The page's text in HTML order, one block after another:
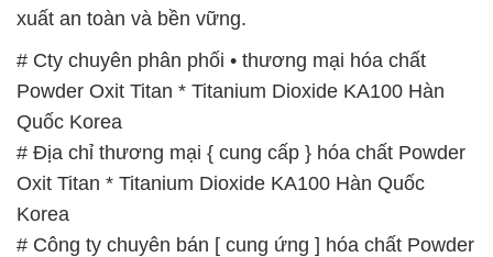
xuất an toàn và bền vững.
# Cty chuyên phân phối • thương mại hóa chất
Powder Oxit Titan * Titanium Dioxide KA100 Hàn
Quốc Korea
# Địa chỉ thương mại { cung cấp } hóa chất Powder
Oxit Titan * Titanium Dioxide KA100 Hàn Quốc
Korea
# Công ty chuyên bán [ cung ứng ] hóa chất Powder